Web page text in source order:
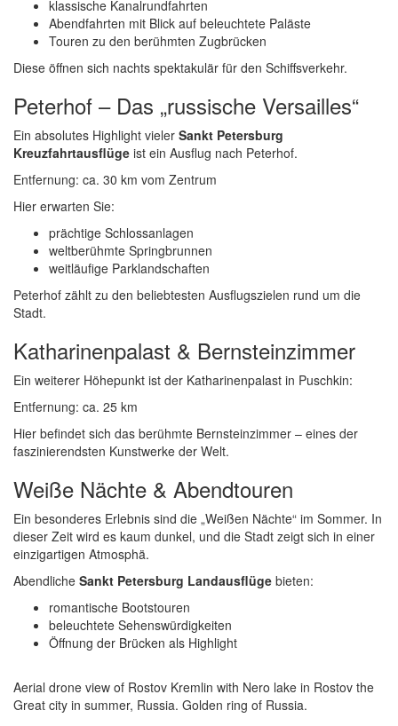
klassische Kanalrundfahrten
Abendfahrten mit Blick auf beleuchtete Paläste
Touren zu den berühmten Zugbrücken
Diese öffnen sich nachts spektakulär für den Schiffsverkehr.
Peterhof – Das „russische Versailles“
Ein absolutes Highlight vieler Sankt Petersburg
Kreuzfahrtausflüge ist ein Ausflug nach Peterhof.
Entfernung: ca. 30 km vom Zentrum
Hier erwarten Sie:
prächtige Schlossanlagen
weltberühmte Springbrunnen
weitläufige Parklandschaften
Peterhof zählt zu den beliebtesten Ausflugszielen rund um die
Stadt.
Katharinenpalast & Bernsteinzimmer
Ein weiterer Höhepunkt ist der Katharinenpalast in Puschkin:
Entfernung: ca. 25 km
Hier befindet sich das berühmte Bernsteinzimmer – eines der
faszinierendsten Kunstwerke der Welt.
Weiße Nächte & Abendtouren
Ein besonderes Erlebnis sind die „Weißen Nächte“ im Sommer. In
dieser Zeit wird es kaum dunkel, und die Stadt zeigt sich in einer
einzigartigen Atmosphä.
Abendliche Sankt Petersburg Landausflüge bieten:
romantische Bootstouren
beleuchtete Sehenswürdigkeiten
Öffnung der Brücken als Highlight
Aerial drone view of Rostov Kremlin with Nero lake in Rostov the
Great city in summer, Russia. Golden ring of Russia.